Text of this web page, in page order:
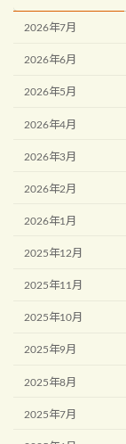
2026年7月
2026年6月
2026年5月
2026年4月
2026年3月
2026年2月
2026年1月
2025年12月
2025年11月
2025年10月
2025年9月
2025年8月
2025年7月